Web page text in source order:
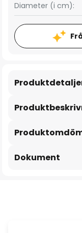
Diameter (i cm):
Dokument